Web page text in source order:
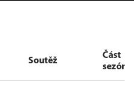
Soutěž
Část
sezóny